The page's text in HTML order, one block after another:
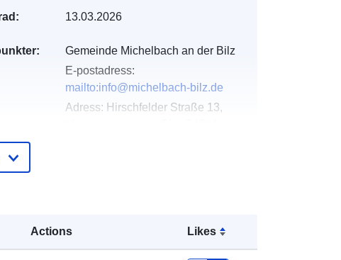
Actions Likes
13.03.2026
Gemeinde Michelbach an der Bilz
E-postadress:
mailto:info@michelbach-bilz.de
Adress: Hirschfelder Straße 13,
February 2026
Uppdaterad på data.europa.eu: 25